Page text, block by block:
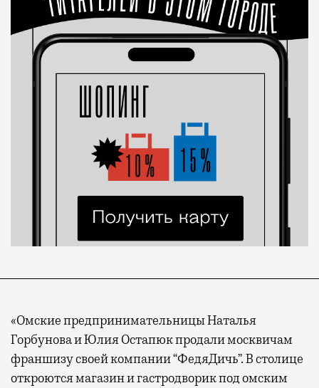
«Омские предпринимательницы Наталья
Горбунова и Юлия Остапюк продали москвичам
франшизу своей компании “ФедяДичь”. В столице
откроются магазин и гастродворик под омским